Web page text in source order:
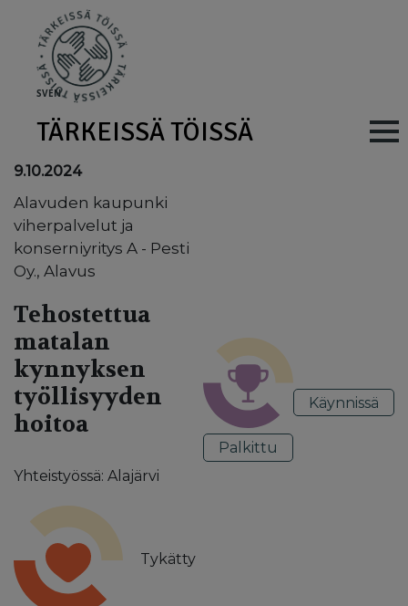
SVEN
TÄRKEISSÄ TÖISSÄ Main
9.10.2024
Alavuden kaupunki
viherpalvelut ja
konserniyritys A - Pesti
Oy., Alavus
Tehostettua
matalan
kynnyksen
työllisyyden
hoitoa
Yhteistyössä: Alajärvi
Tykätty
Palkittu
Käynnissä